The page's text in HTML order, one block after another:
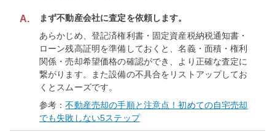
A.
まず不動産会社に査定を依頼します。
あらかじめ、登記済権利書・固定資産税納税通知書・
ローン残高証明を準備しておくと、名義・面積・権利
関係・売却希望価格の確認ができ、より正確な査定に
繋がります。また設備の不具合をリストアップしてお
くとスムーズです。
参考：不動産売却の手順と注意点！初めての自宅売却
でも失敗しない5ステップ